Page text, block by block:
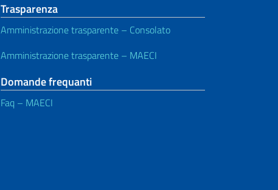
Trasparenza
Amministrazione trasparente – Consolato
Amministrazione trasparente – MAECI
Domande frequanti
Faq – MAECI